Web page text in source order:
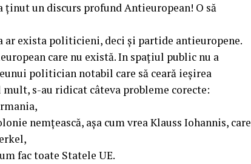
ținut un discurs profund Antieuropean! O să
ar exista politicieni, deci și partide antieuropene.
care nu există. In spațiul public nu a
politician notabil care să ceară ieșirea
s-au ridicat câteva probleme corecte:
nemțească, așa cum vrea Klauss Iohannis, care
fac toate Statele UE.